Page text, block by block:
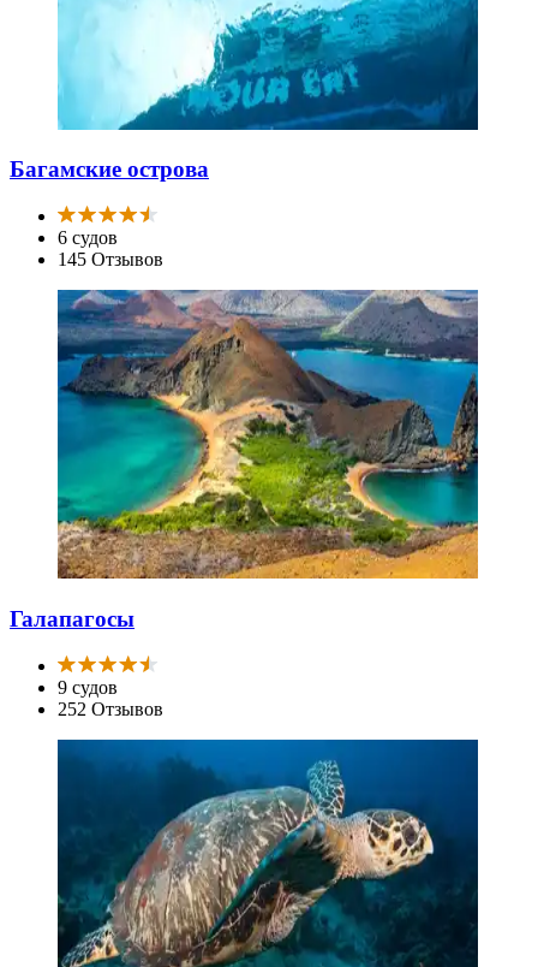
Багамские острова
6 судов
145 Отзывов
Галапагосы
9 судов
252 Отзывов